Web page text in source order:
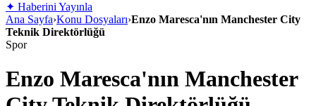
✦ Haberini Yayınla
Ana Sayfa›Konu Dosyaları›Enzo Maresca'nın Manchester City
Teknik Direktörlüğü
Spor
Enzo Maresca'nın Manchester